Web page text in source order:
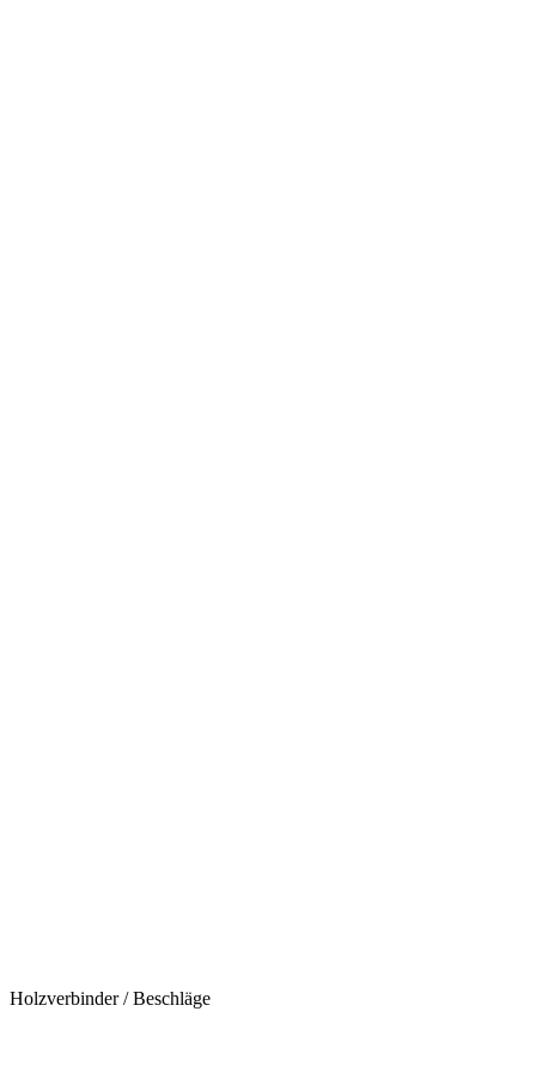
Holzverbinder / Beschläge